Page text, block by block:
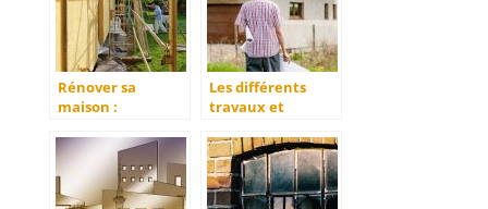
Rénover sa
maison :
sa rénovation ?
Les différents
travaux et
charge du
propriétaire